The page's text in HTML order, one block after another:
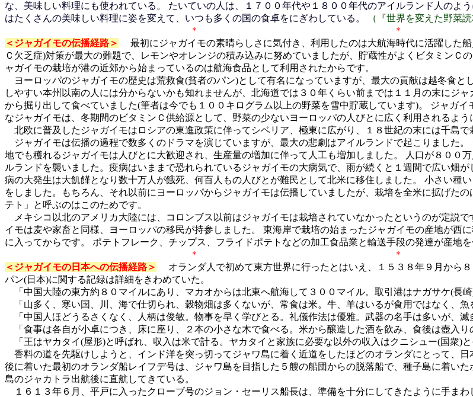
な、美味しい料理にも使われている。 たいていの人は、１７００年代や１８００年代のアイルランド人のよ
はたくさんの美味しい料理に姿を変えて、いつも多くの国の食卓をにぎわしている。
（『世界を変えた野菜読
＊ ＊
＜ジャガイモの伝播経路＞
最初にジャガイモの素晴らしさに気付き、利用したのは大航海時代に活躍した
Ｃ欠乏症)対策が最大の難題で、レモンやオレンジの積み込みに努めていましたが、貯蔵性がよくビタミンＣ
ャガイモの栽培が港の近郊から始まっているのは航海食品として利用されたからです。
ヨーロッパのジャガイモの歴史は荒救食(貧者のパン)として有名になっていますが、最大の貢献は越冬食
しやすい本州以南の人には分からないかも知れませんが、北海道では３０年くらい前までは１１月の末にジ
から掘り出して食べていました(筆者は今でも１００キログラム以上の野菜を雪中貯蔵しています)。 ジャガ
なジャガイモは、冬期間のビタミンＣ供給源として、野菜の少ないヨーロッパの人びとに広く利用されるよう
北欧に普及したジャガイモはロシアの東進政策に伴ってシベリア、極東に広がり、１８世紀の末には千島
ジャガイモは伝播の過程で数多くのドラマを演じていますが、最大の悲劇はアイルランドで起こりました
地でも穫れるジャガイモは人びとに大歓迎され、生産量の増加に伴って人工も増加しました。 人口が８００
ルランドを襲いました。疫病はいままで恐れられているジャガイモの大病気で、雨が続くと１週間で広い畑
病の大発生は大飢饉となり数十万人が餓死、何百人もの人びとが難民として北米に移住しました。 小さい種
をしました。もちろん、それ以前にヨーロッパからジャガイモは伝播していましたが、栽培を全米に拡げた
テト」と呼ぶのはこのためです。
メキシコ以北のアメリカ大陸には、コロンブス以前はジャガイモは栽培されていなかったというのが定説
イモは麦や家畜と同様、ヨーロッパの移民が持参しました。 東海岸で栽培の始まったジャガイモの産地が西
に入ってからです。 ポテトフレーク、チップス、フライドポテトなどの加工食品業と輸送手段の発達が産地
＊ ＊
＜ジャガイモの日本への伝播経路＞
オランダ人で初めて東方世界に行ったとはいえ、１５３８年９月から
パン(日本)に関する記録は詳細をきわめていた。
「中国大陸の東方約８０マイルにあり、マカオからは北東へ航海して３００マイル。取引港はナガサケ(長崎)
「山多く、寒い国、川、海で仕切られ、穀物畑は多くないが、常食は米。牛、羊はいるが食用ではなく、魚
「中国人ほどうるさくなく、人柄は俊敏。物事を早く学びとる。礼儀作法は優雅。武器の名手は多いが、滅
「食事は各自が小卓につき、床に座り、２本の小さな木で食べる。米から醸造した酒を飲み、食後は壺入り
「王はヤカタイ(屋形)と呼ばれ、収入は米で計る。ヤカタイと家族に必要な以外の収入はクニシュー(国衆)と
香料の道を先駆けしようと、インド洋を突っ切ってジャワ島に着く近道をしたほどのオランダにとって、
後に着いた最初のオランダ船レイフデ号は、ジャワ島を目指した５艘の船団からの脱落船で、種子島に着い
島のジャカトラ出航後に直航してきている。
１６１３年６月、平戸に入ったクローブ号のジョン・セーリス船長は、準備を十分にしてきたように手まわ